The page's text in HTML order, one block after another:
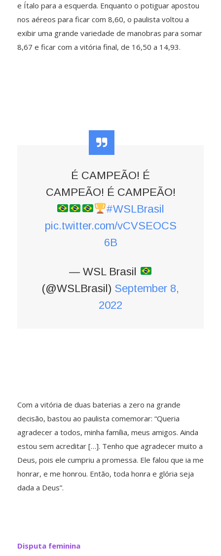
e Ítalo para a esquerda. Enquanto o potiguar apostou
nos aéreos para ficar com 8,60, o paulista voltou a
exibir uma grande variedade de manobras para somar
8,67 e ficar com a vitória final, de 16,50 a 14,93.
É CAMPEÃO! É
CAMPEÃO! É CAMPEÃO!
#WSLBrasil
pic.twitter.com/vCVSEOCS
6B
— WSL Brasil
(@WSLBrasil) September 8,
2022
Com a vitória de duas baterias a zero na grande
decisão, bastou ao paulista comemorar: “Queria
agradecer a todos, minha família, meus amigos. Ainda
estou sem acreditar […]. Tenho que agradecer muito a
Deus, pois ele cumpriu a promessa. Ele falou que ia me
honrar, e me honrou. Então, toda honra e glória seja
dada a Deus”.
Disputa feminina